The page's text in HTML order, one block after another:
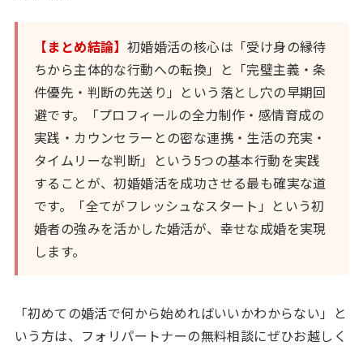
【まとめ結論】 初婚婚活の核心は「受け身の縁待
ちから主体的な行動への転換」と「完璧主義・条
件優先・判断の先送り」という落とし穴の早期回
避です。「プロフィールの全力制作・感情育成の
実践・カウンセラーとの密な連携・生活の充実・
タイムリーな判断」という5つの基本行動を実践
することが、初婚婚活を成功させる最も確実な道
です。「全てがフレッシュなスタート」という初
婚者の強みを活かした婚活が、幸せな成婚を実現
します。
「初めての婚活で何から始めればいいかわからない」と
いう方は、フォリパートナーの無料相談にぜひお越しく